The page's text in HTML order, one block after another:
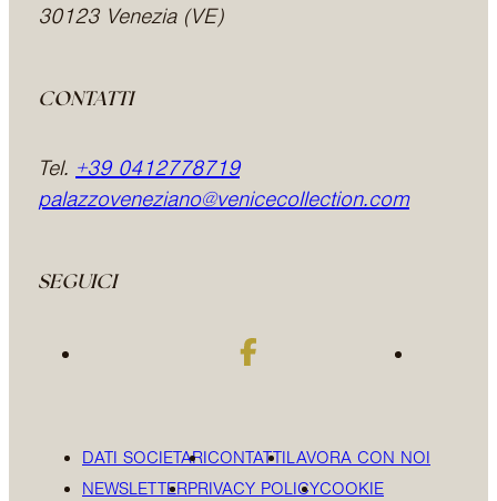
30123 Venezia (VE)
CONTATTI
Tel. +39 0412778719
palazzoveneziano@venicecollection.com
SEGUICI
DATI SOCIETARICONTATTILAVORA CON NOI
NEWSLETTERPRIVACY POLICYCOOKIE